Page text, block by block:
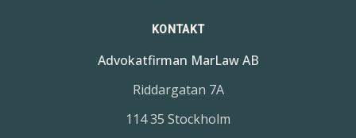
KONTAKT
Advokatfirman MarLaw AB
Riddargatan 7A
114 35 Stockholm